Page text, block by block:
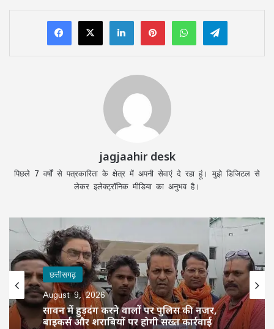
LinkedInPinterestWhatsAppTelegram
jagjaahir desk
पिछले 7 वर्षों से पत्रकारिता के क्षेत्र में अपनी सेवाएं दे रहा हूं। मुझे डिजिटल से
लेकर इलेक्ट्रॉनिक मीडिया का अनुभव है।
छत्तीसगढ़
August 9, 2026
सावन में हुड़दंग करने वालों पर पुलिस की नजर,
बाइकर्स और शराबियों पर होगी सख्त कार्रवाई